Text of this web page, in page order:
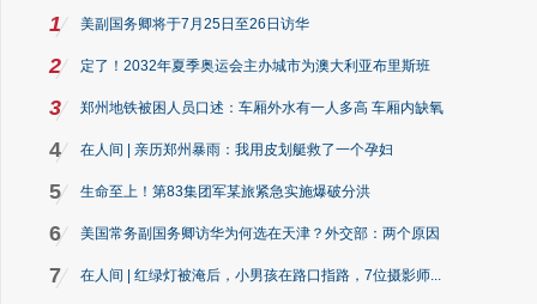
1 美副国务卿将于7月25日至26日访华
2 定了！2032年夏季奥运会主办城市为澳大利亚布里斯班
3 郑州地铁被困人员口述：车厢外水有一人多高 车厢内缺氧
4 在人间 | 亲历郑州暴雨：我用皮划艇救了一个孕妇
5 生命至上！第83集团军某旅紧急实施爆破分洪
6 美国常务副国务卿访华为何选在天津？外交部：两个原因
7 在人间 | 红绿灯被淹后，小男孩在路口指路，7位摄影师...